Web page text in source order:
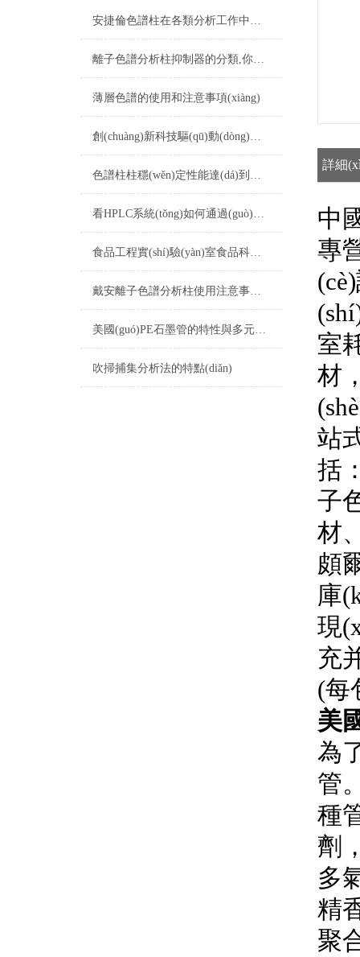
安捷倫色譜柱在各類分析工作中的應(yīng)用價(jià)值
離子色譜分析柱抑制器的分類,你真的了解嗎
薄層色譜的使用和注意事項(xiàng)
創(chuàng)新科技驅(qū)動(dòng)：談?wù)凱E光譜耗材的應(yīng)用與發(fā)展
色譜柱柱穩(wěn)定性能達(dá)到多高
看HPLC系統(tǒng)如何通過(guò)FDA檢查
食品工程實(shí)驗(yàn)室食品科學(xué)實(shí)驗(yàn)室儀器配置清單
戴安離子色譜分析柱使用注意事項(xiàng)詳解
美國(guó)PE石墨管的特性與多元應(yīng)用
吹掃捕集分析法的特點(diǎn)
詳細
中
專
室
材
站
括
子
材
頗
庫
現
充
(每
美
為
管
種
劑
多
精
聚